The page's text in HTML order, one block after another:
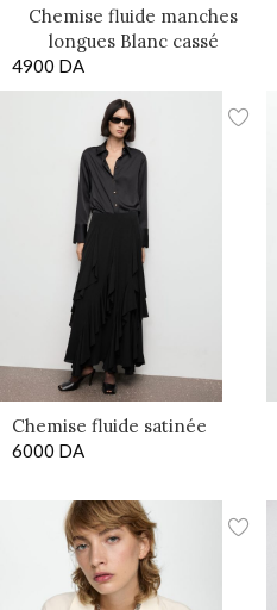
Chemise fluide manches
longues Blanc cassé
4900 DA
Chemise fluide satinée
6000 DA